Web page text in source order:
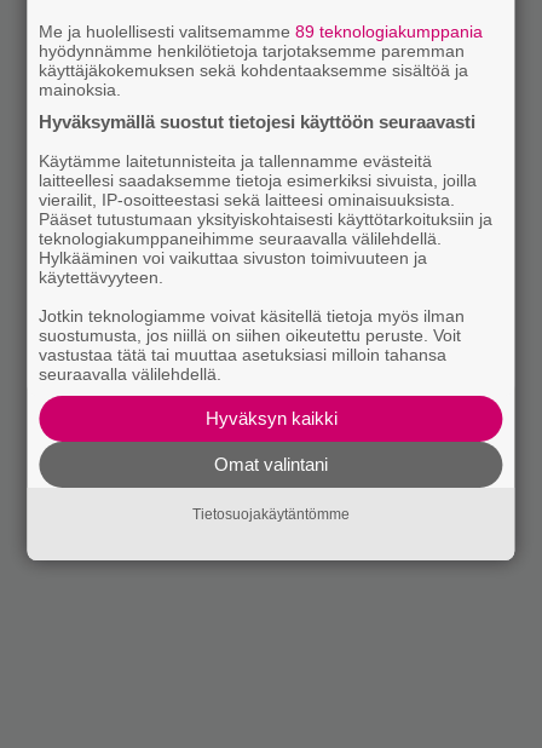
Me ja huolellisesti valitsemamme89 teknologiakumppania
hyödynnämme henkilötietoja tarjotaksemme paremman
käyttäjäkokemuksen sekä kohdentaaksemme sisältöä ja
mainoksia.
Hyväksymällä suostut tietojesi käyttöön seuraavasti
Käytämme laitetunnisteita ja tallennamme evästeitä
laitteellesi saadaksemme tietoja esimerkiksi sivuista, joilla
vierailit, IP-osoitteestasi sekä laitteesi ominaisuuksista.
Pääset tutustumaan yksityiskohtaisesti käyttötarkoituksiin ja
teknologiakumppaneihimme seuraavalla välilehdellä.
Hylkääminen voi vaikuttaa sivuston toimivuuteen ja
käytettävyyteen.
Jotkin teknologiamme voivat käsitellä tietoja myös ilman
suostumusta, jos niillä on siihen oikeutettu peruste. Voit
vastustaa tätä tai muuttaa asetuksiasi milloin tahansa
seuraavalla välilehdellä.
Hyväksyn kaikki
Omat valintani
Tietosuojakäytäntömme